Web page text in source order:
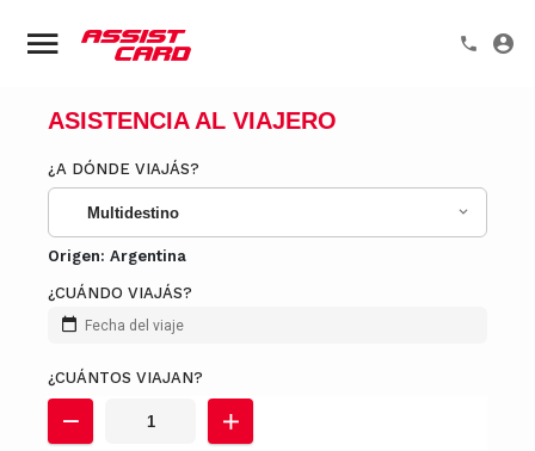
ASISTENCIA AL VIAJERO
¿A DÓNDE VIAJÁS?
Multidestino
Origen: Argentina
¿CUÁNDO VIAJÁS?
Fecha del viaje
¿CUÁNTOS VIAJAN?